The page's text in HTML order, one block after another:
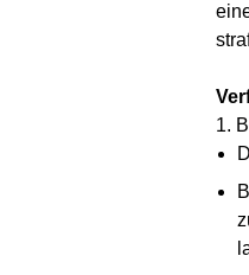
1.